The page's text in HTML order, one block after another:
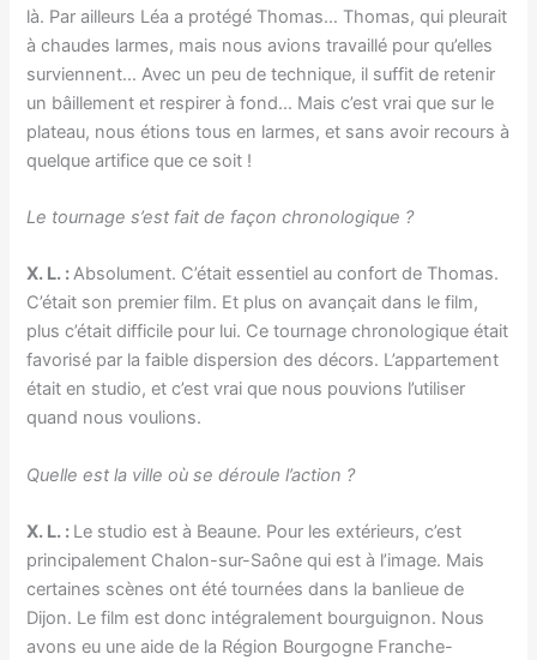
là. Par ailleurs Léa a protégé Thomas… Thomas, qui pleurait
à chaudes larmes, mais nous avions travaillé pour qu’elles
surviennent… Avec un peu de technique, il suffit de retenir
un bâillement et respirer à fond… Mais c’est vrai que sur le
plateau, nous étions tous en larmes, et sans avoir recours à
quelque artifice que ce soit !
Le tournage s’est fait de façon chronologique ?
X. L. :Absolument. C’était essentiel au confort de Thomas.
C’était son premier film. Et plus on avançait dans le film,
plus c’était difficile pour lui. Ce tournage chronologique était
favorisé par la faible dispersion des décors. L’appartement
était en studio, et c’est vrai que nous pouvions l’utiliser
quand nous voulions.
Quelle est la ville où se déroule l’action ?
X. L. : Le studio est à Beaune. Pour les extérieurs, c’est
principalement Chalon-sur-Saône qui est à l’image. Mais
certaines scènes ont été tournées dans la banlieue de
Dijon. Le film est donc intégralement bourguignon. Nous
avons eu une aide de la Région Bourgogne Franche-